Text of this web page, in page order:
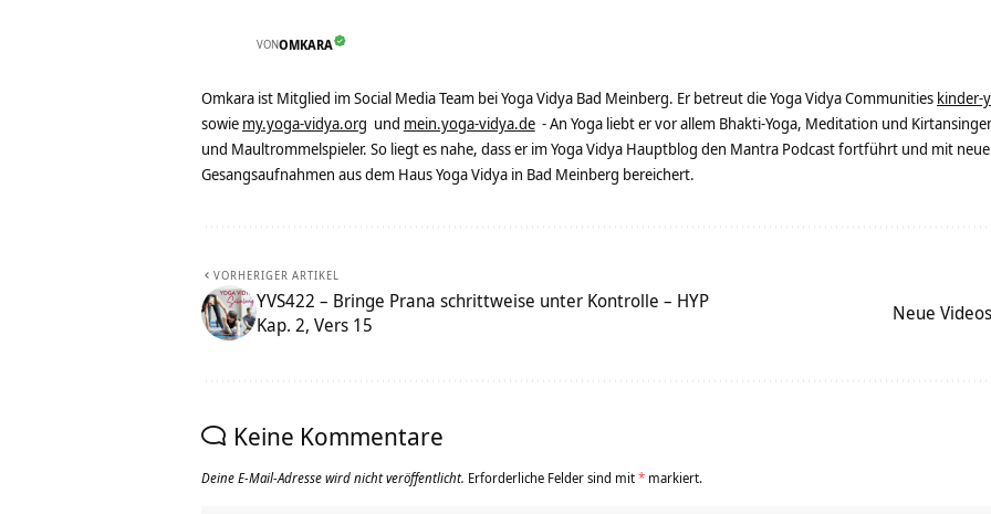
VONOMKARA
Omkara ist Mitglied im Social Media Team bei Yoga Vidya Bad Meinberg. Er betreut die Yoga Vidya Communities kinder-
sowie my.yoga-vidya.org und mein.yoga-vidya.de - An Yoga liebt er vor allem Bhakti-Yoga, Meditation und
und Maultrommelspieler. So liegt es nahe, dass er im Yoga Vidya Hauptblog den Mantra Podcast fortführt und mit
Gesangsaufnahmen aus dem Haus Yoga Vidya in Bad Meinberg bereichert.
VORHERIGER ARTIKEL
YVS422 – Bringe Prana schrittweise unter Kontrolle – HYP
Kap. 2, Vers 15
Neue
Keine Kommentare
Deine E-Mail-Adresse wird nicht veröffentlicht. Erforderliche Felder sind mit* markiert.